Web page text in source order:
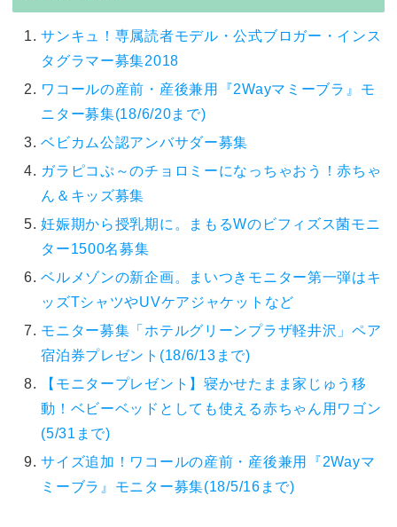
サンキュ！専属読者モデル・公式ブロガー・インス
タグラマー募集2018
ワコールの産前・産後兼用『2Wayマミーブラ』モ
ニター募集(18/6/20まで)
ベビカム公認アンバサダー募集
ガラピコぷ～のチョロミーになっちゃおう！赤ちゃ
ん＆キッズ募集
妊娠期から授乳期に。まもるWのビフィズス菌モニ
ター1500名募集
ベルメゾンの新企画。まいつきモニター第一弾はキ
ッズTシャツやUVケアジャケットなど
モニター募集「ホテルグリーンプラザ軽井沢」ペア
宿泊券プレゼント(18/6/13まで)
【モニタープレゼント】寝かせたまま家じゅう移
動！ベビーベッドとしても使える赤ちゃん用ワゴン
(5/31まで)
サイズ追加！ワコールの産前・産後兼用『2Wayマ
ミーブラ』モニター募集(18/5/16まで)